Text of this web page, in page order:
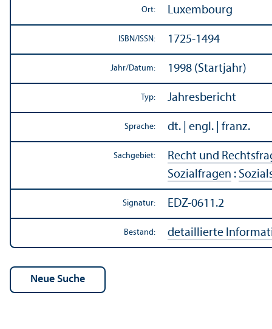
Ort: Luxembourg
ISBN/ ISSN: 1725-1494
Jahr/Datum: 1998 (Startjahr)
Typ: Jahresbericht
Sprache: dt. | engl. | franz.
Sachgebiet: Recht und
Sozialfragen :
Signatur: EDZ-0611.2
Bestand: detaillierte